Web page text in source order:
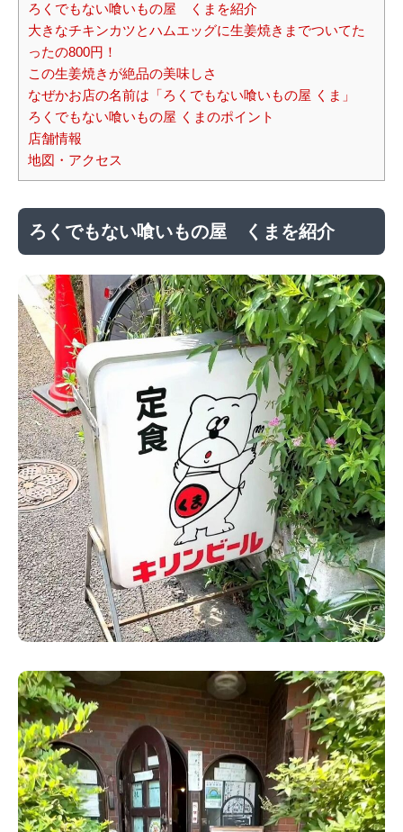
ろくでもない喰いもの屋 くまを紹介
大きなチキンカツとハムエッグに生姜焼きまでついてた
ったの800円！
この生姜焼きが絶品の美味しさ
なぜかお店の名前は「ろくでもない喰いもの屋 くま」
ろくでもない喰いもの屋 くまのポイント
店舗情報
地図・アクセス
ろくでもない喰いもの屋 くまを紹介